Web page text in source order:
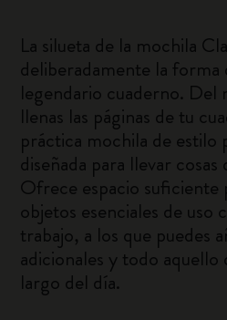
La silueta de la mochila
deliberadamente la forma
legendario cuaderno. Del
llenas las páginas de tu
práctica mochila de estilo
diseñada para llevar
Ofrece espacio suficiente
objetos esenciales de uso
trabajo, a los que puedes
adicionales y todo aquello
largo del día.